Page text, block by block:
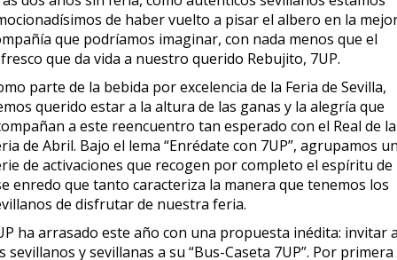
de haber vuelto a pisar el albero en la
que podríamos imaginar, con nada menos que el
que da vida a nuestro querido Rebujito, 7UP.
parte de la bebida por excelencia de la Feria de Sevilla,
querido estar a la altura de las ganas y la alegría que
a este reencuentro tan esperado con el Real de la
de Abril. Bajo el lema “Enrédate con 7UP”, agrupamos
de activaciones que recogen por completo el espíritu de
enredo que tanto caracteriza la manera que tenemos los
de disfrutar de nuestra feria.
ha arrasado este año con una propuesta inédita: invitar
sevillanos y sevillanas a su “Bus-Caseta 7UP”. Por primera